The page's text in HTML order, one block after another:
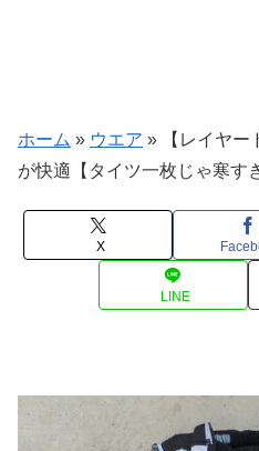
ホーム » ウエア » 【レイヤー
が快適【タイツ一枚じゃ寒す
X
LINE